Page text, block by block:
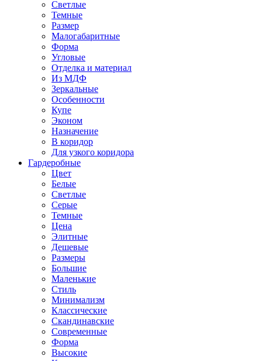
Светлые
Темные
Размер
Малогабаритные
Форма
Угловые
Отделка и материал
Из МДФ
Зеркальные
Особенности
Купе
Эконом
Назначение
В коридор
Для узкого коридора
Гардеробные
Цвет
Белые
Светлые
Серые
Темные
Цена
Элитные
Дешевые
Размеры
Большие
Маленькие
Стиль
Минимализм
Классические
Скандинавские
Современные
Форма
Высокие